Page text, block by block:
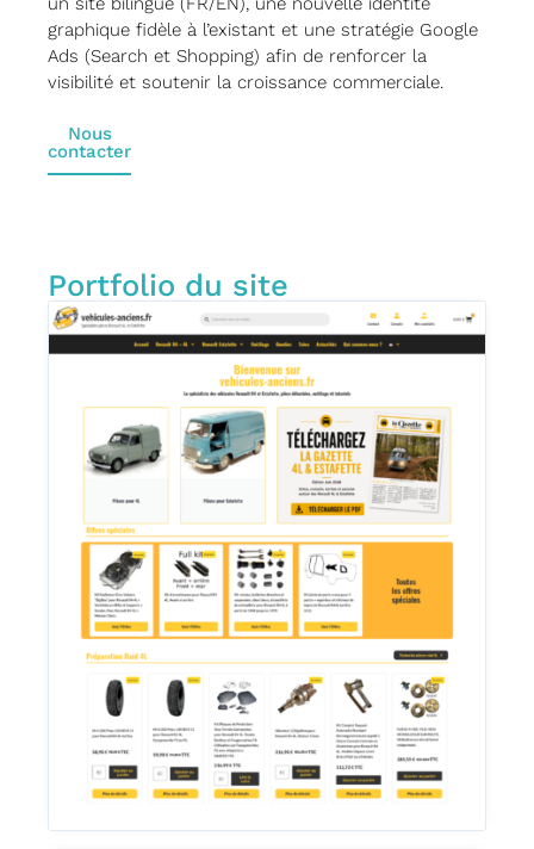
graphique fidèle à l’existant et une stratégie Google
Ads (Search et Shopping) afin de renforcer la
visibilité et soutenir la croissance commerciale.
Nous
contacter
Portfolio du site